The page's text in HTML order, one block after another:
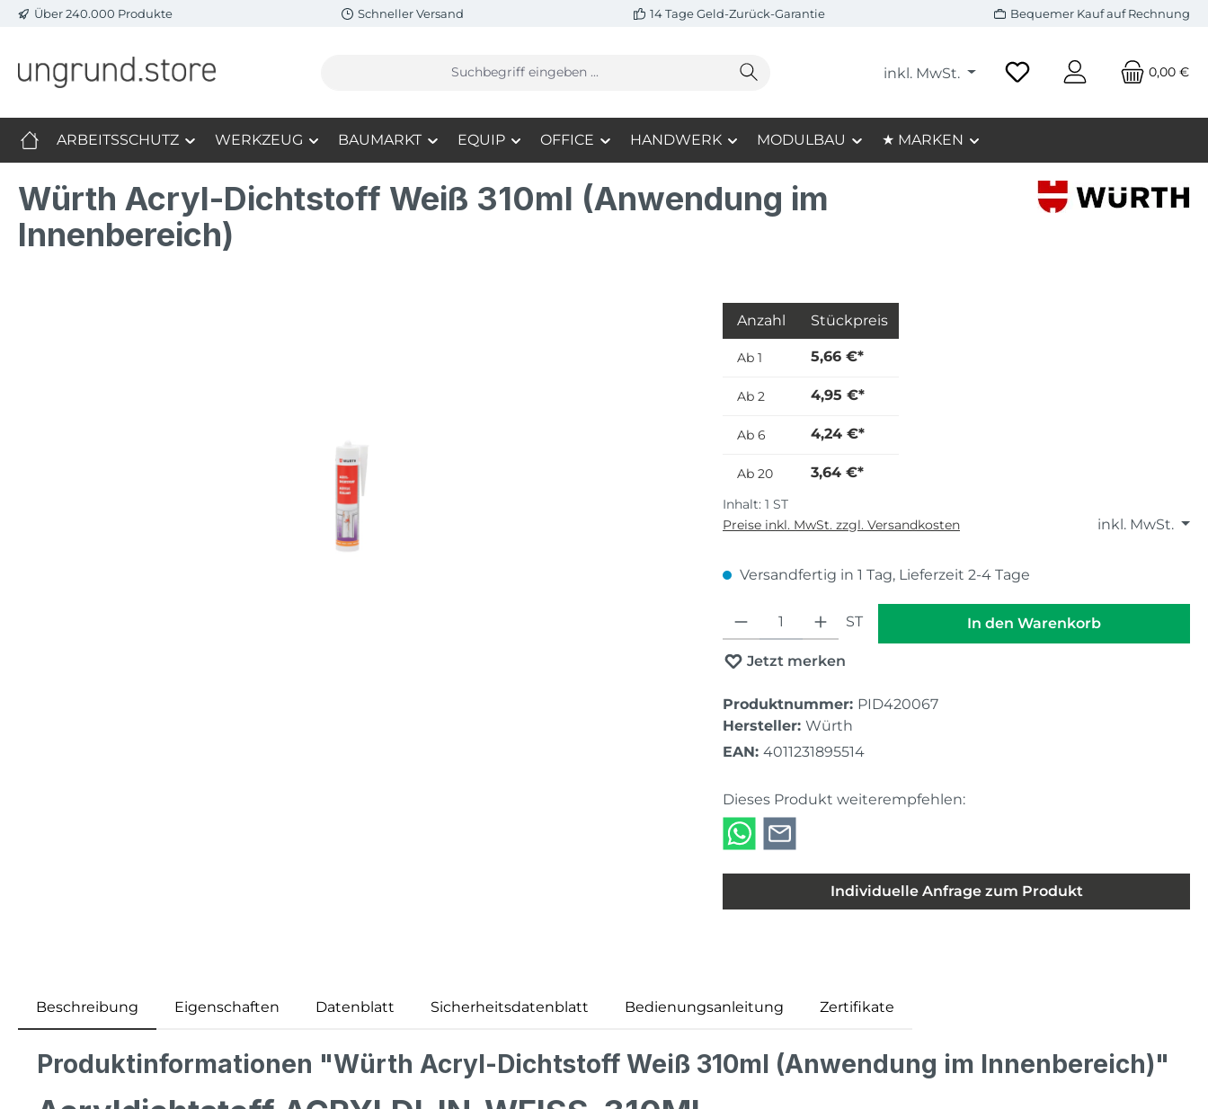
Hauptinhalt springen
Zur Suche springen
Zur Hauptnavigation springen
Über 240.000 Produkte Schneller Versand 14 Tage Geld-Zurück-Garantie Bequemer Kauf auf Rechnung
inkl. MwSt. 0,00 €
ARBEITSSCHUTZ WERKZEUG BAUMARKT EQUIP OFFICE HANDWERK MODULBAU ★ MARKEN
Würth Acryl-Dichtstoff Weiß 310ml (Anwendung im
Innenbereich)
Anzahl Stückpreis
Ab 1 5,66 €*
Ab 2 4,95 €*
Ab 6 4,24 €*
Ab 20 3,64 €*
Inhalt: 1 ST
inkl. MwSt.
Preise inkl. MwSt. zzgl. Versandkosten
Versandfertig in 1 Tag, Lieferzeit 2-4 Tage
Produkt Anzahl: Gib den gewünschten Wert ein oder benutze die
ST In den Warenkorb
Jetzt merken
Produktnummer: PID420067
Hersteller: Würth
EAN: 4011231895514
Dieses Produkt weiterempfehlen:
Individuelle Anfrage zum Produkt
Beschreibung Eigenschaften Datenblatt Sicherheitsdatenblatt Bedienungsanleitung Zertifikate
Produktinformationen "Würth Acryl-Dichtstoff Weiß 310ml (Anwendung im Innenbereich)"